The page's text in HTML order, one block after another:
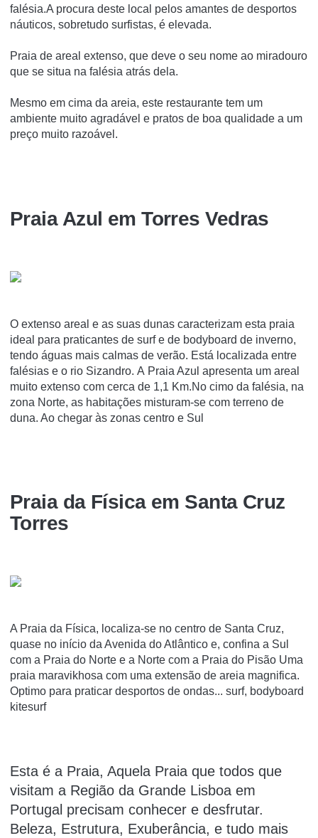
falésia.A procura deste local pelos amantes de desportos
náuticos, sobretudo surfistas, é elevada.
Praia de areal extenso, que deve o seu nome ao miradouro
que se situa na falésia atrás dela.
Mesmo em cima da areia, este restaurante tem um
ambiente muito agradável e pratos de boa qualidade a um
preço muito razoável.
Praia Azul em Torres Vedras
O extenso areal e as suas dunas caracterizam esta praia
ideal para praticantes de surf e de bodyboard de inverno,
tendo águas mais calmas de verão. Está localizada entre
falésias e o rio Sizandro. A Praia Azul apresenta um areal
muito extenso com cerca de 1,1 Km.No cimo da falésia, na
zona Norte, as habitações misturam-se com terreno de
duna. Ao chegar às zonas centro e Sul
Praia da Física em Santa Cruz
Torres
A Praia da Física, localiza-se no centro de Santa Cruz,
quase no início da Avenida do Atlântico e, confina a Sul
com a Praia do Norte e a Norte com a Praia do Pisão Uma
praia maravikhosa com uma extensão de areia magnifica.
Optimo para praticar desportos de ondas... surf, bodyboard
kitesurf
Esta é a Praia, Aquela Praia que todos que
visitam a Região da Grande Lisboa em
Portugal precisam conhecer e desfrutar.
Beleza, Estrutura, Exuberância, e tudo mais